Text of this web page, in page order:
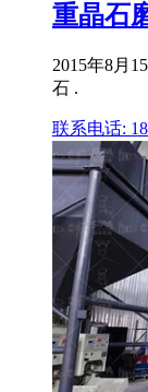
重晶石
2015年8月
石 .
联系电话: